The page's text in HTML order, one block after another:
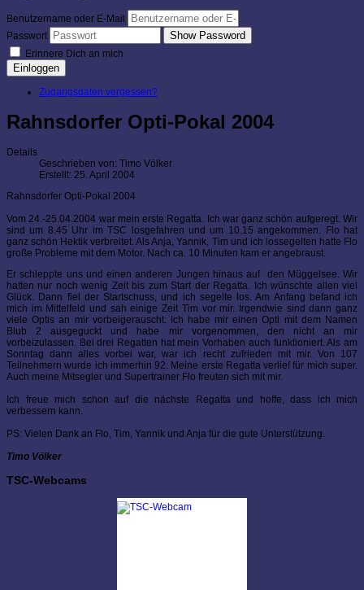
Benutzername oder E-Mail
Passwort
Show Password
Erinnere Dich an mich
Einloggen
Zugangsdaten vergessen?
Rahnsdorfer Opti-Pokal 2004
Details
Geschrieben von: Timo Völker
Erstellt: 25. April 2004
Rahnsdorfer Opti-Pokal 2004
Vom 24.-25.04.2004 war mein erste Regatta. Ich war ganz schön aufgeregt. Wir
sind um 8.45 Uhr im TSC losgefahren und um 10.15 angekommen. Flo hat
ganz schön Hektik verbreitet. Als Anja, Yannik, Tim und ich lossegelten hatte Flo
große Probleme mit dem Motor. Nach ca. 10 Minuten kam er angebraust.
Er schleppte uns und einen anderen Jungen hinaus auf den Müggelsee. Wir
hatten nur noch wenig Zeit bis zum Start der Regatta. Ich wünschte allen viel
Glück. Dann fiel der Startschuss, und ich segelte los. Am Anfang befand ich
mich im Mittelfeld und sah einige Zeit Tim vor mir. Irgendwie sind dann ganz
viele Optis an mir vorbeigerauscht. Ich habe mir einen Opti mit dem Namen
Blub 2 ausgeguckt und habe mir vorgenommen, den nicht an mir
vorbeizulassen. Bei drei Regatten hat mein Vorhaben auch funktioniert. Als am
Sonntag dann alles vorbei war, war ich recht zufrieden mit mir. Von 107
Teilnehmern wurde ich immerhin 92. Meine erste Regatta verlief für mich super.
Auch meine Mitsegler und Supertrainer Flo freuten sich mit mir.
Ich freue mich schon auf die nächste Regatta und hoffe, dass ich mich
verbessern kann.
PS: Vielen Dank an Flo, Tim, Yannik und Anja für die gute Unterstützung.
Timo Völker
TSC-Webcams